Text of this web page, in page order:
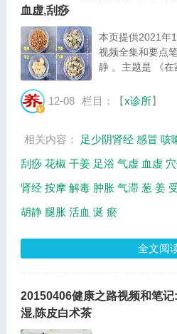
血虚,刮痧
本页提供2021年
视频全集和要点
静 。主题是 《在
痛等相关内容，
12-08 栏目：【x诊所】
相关内容： 足少阴肾经 感冒 咳
刮痧 花椒 干姜 足浴 气虚 血虚
肾经 按摩 解毒 肿胀 气滞 葱 姜
胡静 腿胀 活血 涎 瘀
全文阅
20150406健康之路视频和笔
湿,陈皮白术茶